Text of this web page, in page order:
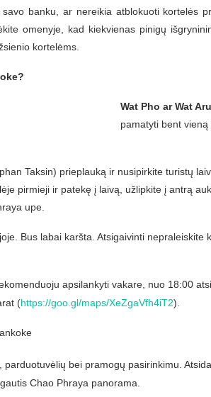
banku, ar nereikia atblokuoti kortelės
omenyje, kad kiekvienas pinigų
kortelėms.
Wat Pho ar Wat
pamatyti bent vieną
Taksin) prieplauką ir nusipirkite turistų
pirmieji ir patekę į laivą, užlipkite į antrą
upe.
Bus labai karšta. Atsigaivinti nepraleiskite
apsilankyti vakare, nuo 18:00
(https://goo.gl/maps/XeZgaVfh4iT2).
bei pramogų pasirinkimu.
Chao Phraya panorama.